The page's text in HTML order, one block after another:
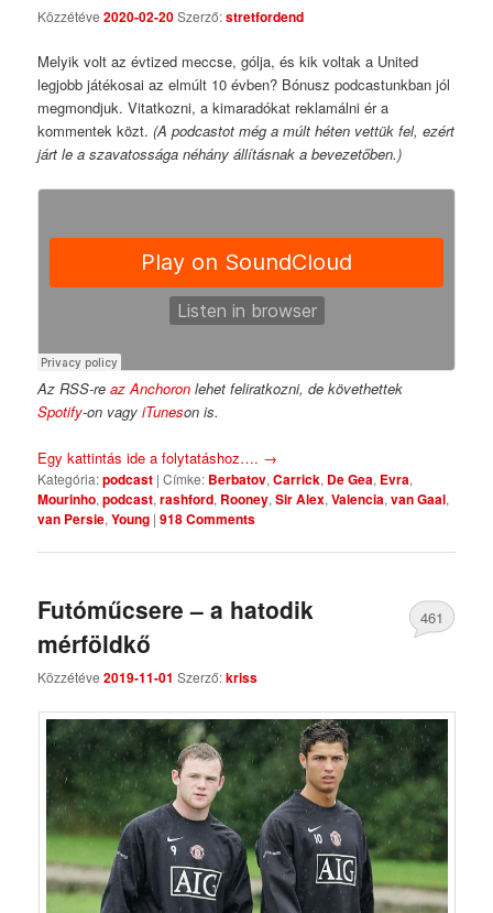
Közzétéve2020-02-20Szerző:stretfordend
Melyik volt az évtized meccse, gólja, és kik voltak a United
legjobb játékosai az elmúlt 10 évben? Bónusz podcastunkban jól
megmondjuk. Vitatkozni, a kimaradókat reklamálni ér a
kommentek közt.(A podcastot még a múlt héten vettük fel, ezért
járt le a szavatossága néhány állításnak a bevezetőben.)
Az RSS-reaz Anchoron lehet feliratkozni, de követhettek
Spotify-on vagyiTuneson is.
Egy kattintás ide a folytatáshoz…. →
Kategória:podcast |Címke: Berbatov,Carrick, De Gea, Evra,
Mourinho,podcast,rashford, Rooney,Sir Alex,Valencia,van Gaal,
van Persie,Young |918 Comments
Futóműcsere – a hatodik
mérföldkő
Közzétéve2019-11-01 Szerző:kriss
461